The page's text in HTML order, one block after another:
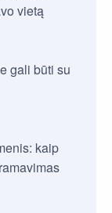
vietą
gali būti su
kaip